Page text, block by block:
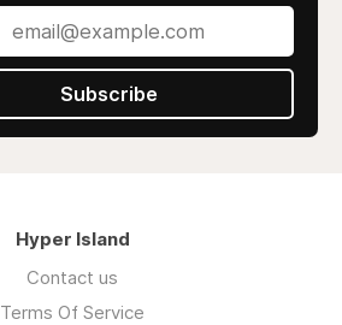
Subscribe
Hyper Island
Contact us
Terms Of Service